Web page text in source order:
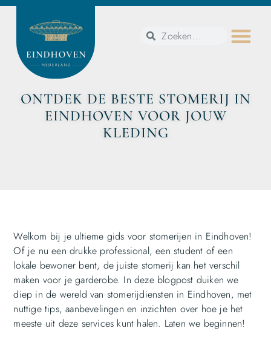
ONTDEK DE BESTE STOMERIJ IN
EINDHOVEN VOOR JOUW
KLEDING
Welkom bij je ultieme gids voor stomerijen in Eindhoven!
Of je nu een drukke professional, een student of een
lokale bewoner bent, de juiste stomerij kan het verschil
maken voor je garderobe. In deze blogpost duiken we
diep in de wereld van stomerijdiensten in Eindhoven, met
nuttige tips, aanbevelingen en inzichten over hoe je het
meeste uit deze services kunt halen. Laten we beginnen!